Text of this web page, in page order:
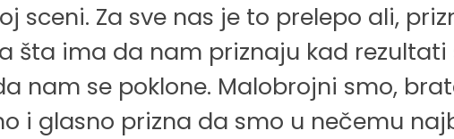
sceni. Za sve nas je to prelepo ali,
šta ima da nam priznaju kad rezultati
nam se poklone. Malobrojni smo,
i glasno prizna da smo u nečemu